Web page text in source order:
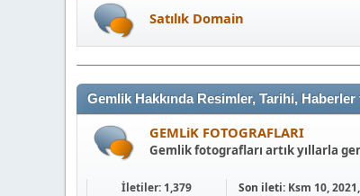
Satılık Domain
Gemlik Hakkında Resimler, Tarihi,
GEMLiK FOTOGRAFLARI
Gemlik fotografları artık yıllarla
İletiler: 1,379
Son ileti: Ksm 10,